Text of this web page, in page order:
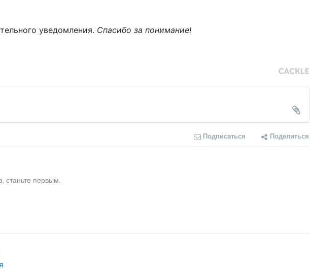
уведомления. Спасибо за понимание!
Подписаться Поделиться
станьте первым.